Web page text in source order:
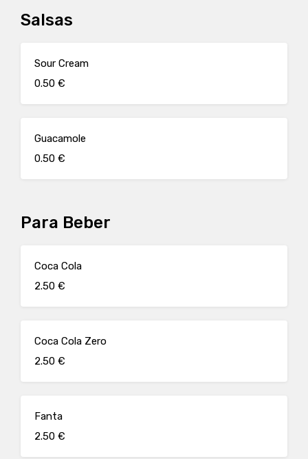
Salsas
Sour Cream
0.50 €
Guacamole
0.50 €
Para Beber
Coca Cola
2.50 €
Coca Cola Zero
2.50 €
Fanta
2.50 €